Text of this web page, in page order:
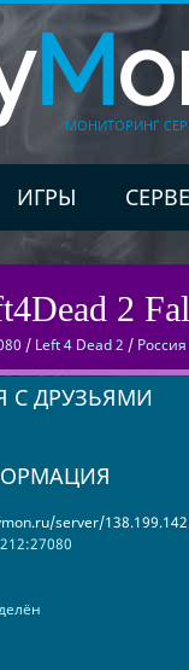
M
МОНИТОРИНГ
ИГРЫ
2
/ Left 4 Dead 2 / Россия
С ДРУЗЬЯМИ
server/